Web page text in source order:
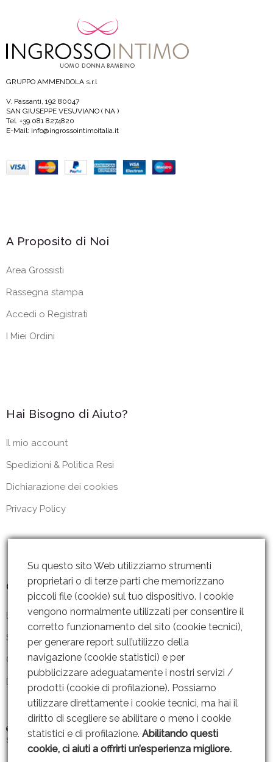
GRUPPO AMMENDOLA s.r.l
V. Passanti, 192 80047
SAN GIUSEPPE VESUVIANO ( NA )
Tel. +39.081 8274820
E-Mail: info@ingrossointimoitalia.it
A Proposito di Noi
Area Grossisti
Rassegna stampa
Accedi o Registrati
I Miei Ordini
Hai Bisogno di Aiuto?
Il mio account
Spedizioni & Politica Resi
Dichiarazione dei cookies
Privacy Policy
Contattaci
Lun – Ven: 8 – 18.30
Sabato: Chiuso
Contattaci
Dove siamo
© 2019 GRUPPO AMMENDOLA s.r.l P. IVA: 06221451211 |
Web Design By
SEOJAM
Su questo sito Web utilizziamo strumenti
proprietari o di terze parti che memorizzano
piccoli file (cookie) sul tuo dispositivo. I cookie
vengono normalmente utilizzati per consentire il
corretto funzionamento del sito (cookie tecnici),
per generare report sull’utilizzo della
navigazione (cookie statistici) e per
pubblicizzare adeguatamente i nostri servizi /
prodotti (cookie di profilazione). Possiamo
utilizzare direttamente i cookie tecnici, ma hai il
diritto di scegliere se abilitare o meno i cookie
statistici e di profilazione.Abilitando questi
cookie, ci aiuti a offrirti un’esperienza migliore.